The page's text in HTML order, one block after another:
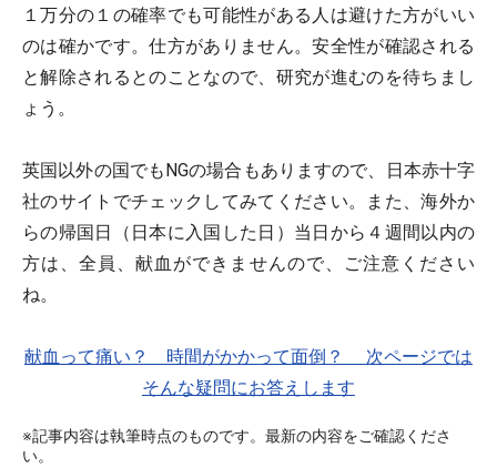
１万分の１の確率でも可能性がある人は避けた方がいい
のは確かです。仕方がありません。安全性が確認される
と解除されるとのことなので、研究が進むのを待ちまし
ょう。
英国以外の国でもNGの場合もありますので、日本赤十字
社のサイトでチェックしてみてください。また、海外か
らの帰国日（日本に入国した日）当日から４週間以内の
方は、全員、献血ができませんので、ご注意ください
ね。
献血って痛い？ 時間がかかって面倒？ 次ページでは
そんな疑問にお答えします
※記事内容は執筆時点のものです。最新の内容をご確認くださ
い。